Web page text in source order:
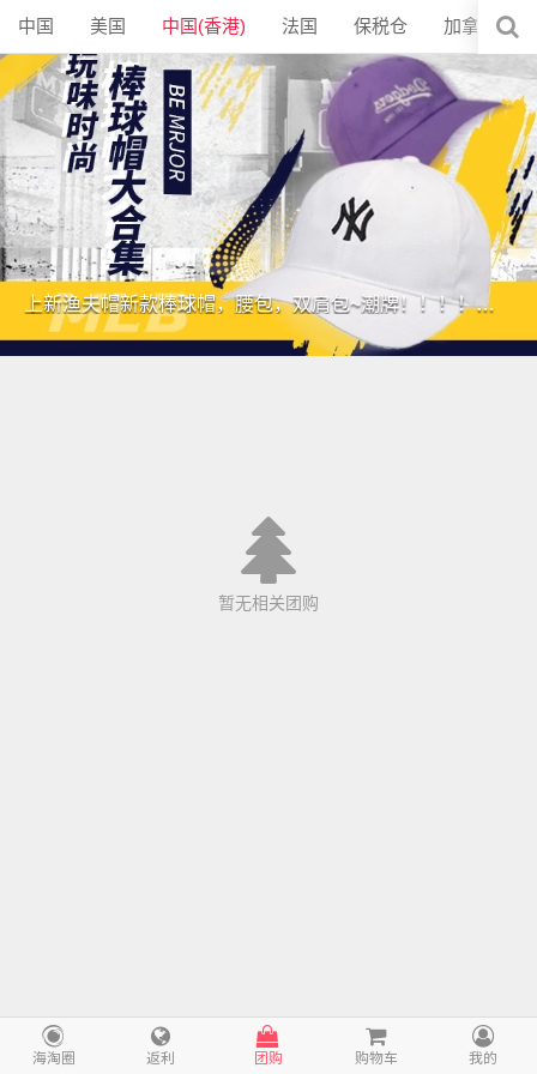
中国 美国 中国(香港) 法国 保税仓 加拿大
上新渔夫帽新款棒球帽，腰包，双肩包~潮牌！！！！低价！！
暂无相关团购
海淘圈 返利 团购 购物车 我的